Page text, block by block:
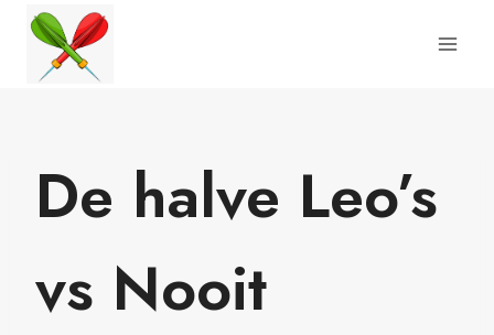
Doorgaan
naar
inhoud
De halve Leo’s
vs Nooit